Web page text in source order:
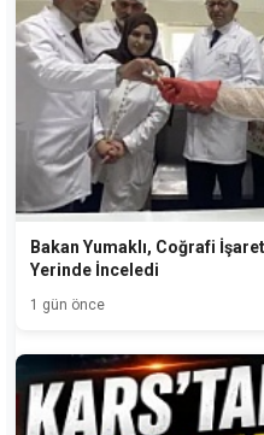
Bakan Yumaklı, Coğrafi
Yerinde İnceledi
1 gün önce